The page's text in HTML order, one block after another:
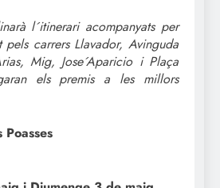
l´itinerari acompanyats per
carrers Llavador, Avinguda
Mig, Jose´Aparicio i Plaça
els premis a les millors
Poasses